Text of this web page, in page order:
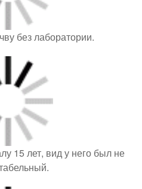
без лаборатории.
15 лет, вид у него был не